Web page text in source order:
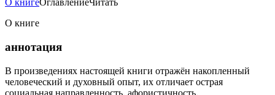
О книгеОглавлениеЧитать
О книге
аннотация
В произведениях настоящей книги отражён накопленный
человеческий и духовный опыт, их отличает острая
социальная направленность, афористичность.